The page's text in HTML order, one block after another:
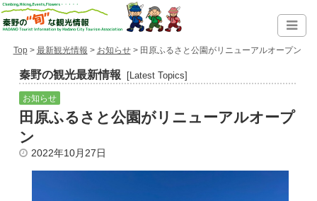
Top> 最新観光情報 > お知らせ> 田原ふるさと公園がリニューアルオープン
秦野の観光最新情報 [Latest Topics]
お知らせ
田原ふるさと公園がリニューアルオープ
ン
2022年10月27日